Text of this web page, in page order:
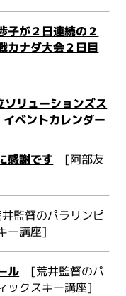
子が２日連続の２
カナダ大会２日目
リューションズス
ベントカレンダー
感謝です [阿部友
監督のパラリンピ
ー講座]
ル [荒井監督のパ
ックスキー講座]